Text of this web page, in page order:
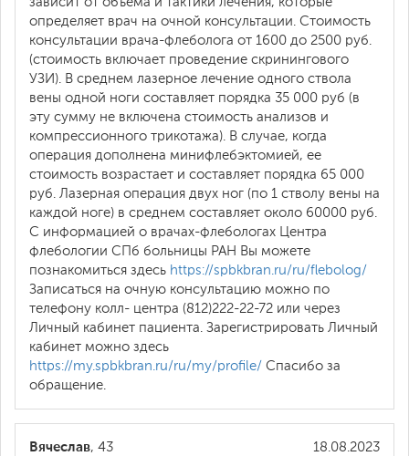
определяет врач на очной консультации. Стоимость
консультации врача-флеболога от 1600 до 2500 руб.
(стоимость включает проведение скринингового
УЗИ). В среднем лазерное лечение одного ствола
вены одной ноги составляет порядка 35 000 руб (в
эту сумму не включена стоимость анализов и
компрессионного трикотажа). В случае, когда
операция дополнена минифлебэктомией, ее
стоимость возрастает и составляет порядка 65 000
руб. Лазерная операция двух ног (по 1 стволу вены на
каждой ноге) в среднем составляет около 60000 руб.
С информацией о врачах-флебологах Центра
флебологии СПб больницы РАН Вы можете
познакомиться здесь https://spbkbran.ru/ru/flebolog/
Записаться на очную консультацию можно по
телефону колл- центра (812)222-22-72 или через
Личный кабинет пациента. Зарегистрировать Личный
кабинет можно здесь
https://my.spbkbran.ru/ru/my/profile/ Спасибо за
обращение.
18.08.2023
Вячеслав, 43